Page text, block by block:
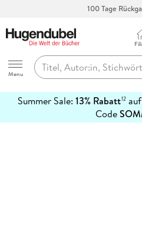
100 Tage
Hugendubel
Menu
Summer Sale: 13% Rabatt12auf
Code
erfahren